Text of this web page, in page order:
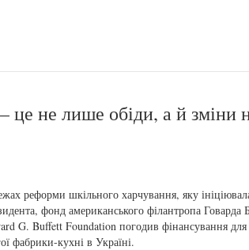
це не лише обіди, а й зміни
реформи шкільного харчування, яку
фонд американського філантропа Говарда
G. Buffett Foundation погодив фінансування
фабрики-кухні в Україні.